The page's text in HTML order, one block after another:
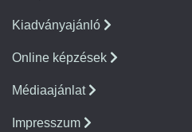
Kiadványajánló
Online képzések
Médiaajánlat
Impresszum